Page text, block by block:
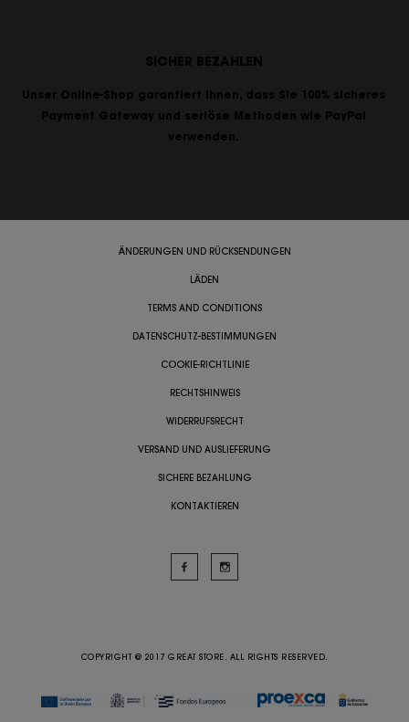
SICHER BEZAHLEN
Unser Online-Shop garantiert Ihnen, dass Sie 100% sicheres
Payment Gateway und seriöse Methoden wie PayPal
verwenden.
ÄNDERUNGEN UND RÜCKSENDUNGEN
LÄDEN
TERMS AND CONDITIONS
DATENSCHUTZ-BESTIMMUNGEN
COOKIE-RICHTLINIE
RECHTSHINWEIS
WIDERRUFSRECHT
VERSAND UND AUSLIEFERUNG
SICHERE BEZAHLUNG
KONTAKTIEREN
COPYRIGHT @ 2017 GREAT STORE. ALL RIGHTS RESERVED.